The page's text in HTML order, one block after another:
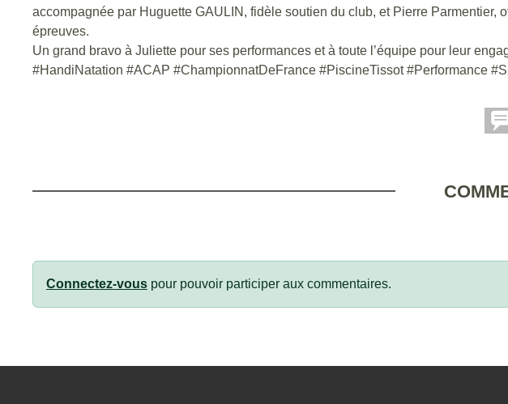
accompagnée par Huguette GAULIN, fidèle soutien du club, et Pierre Parmentier,
épreuves.
Un grand bravo à Juliette pour ses performances et à toute l’équipe pour leur
#HandiNatation #ACAP #ChampionnatDeFrance #PiscineTissot #Performance
Connectez-vous pour pouvoir participer aux commentaires.